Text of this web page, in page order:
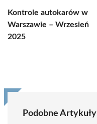
Kontrole autokarów w
Warszawie – Wrzesień
2025
Podobne Artykuły